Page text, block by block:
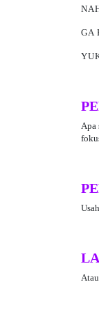
GA
Apa